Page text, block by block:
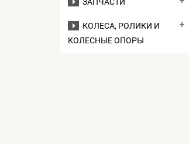
КОЛЕСА, РОЛИКИ И
КОЛЕСНЫЕ ОПОРЫ